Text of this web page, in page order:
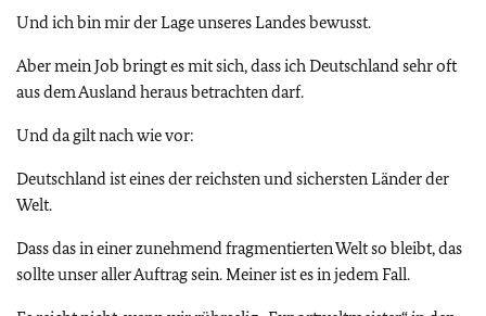
Und ich bin mir der Lage unseres Landes bewusst.
Aber mein Job bringt es mit sich, dass ich Deutschland sehr oft
aus dem Ausland heraus betrachten darf.
Und da gilt nach wie vor:
Deutschland ist eines der reichsten und sichersten Länder der
Welt.
Dass das in einer zunehmend fragmentierten Welt so bleibt, das
sollte unser aller Auftrag sein. Meiner ist es in jedem Fall.